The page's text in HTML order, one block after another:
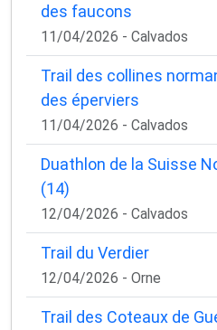
des faucons
11/04/2026 - Calvados
Trail des collines
des éperviers
11/04/2026 - Calvados
Duathlon de la Suisse
(14)
12/04/2026 - Calvados
Trail du Verdier
12/04/2026 - Orne
Trail des Coteaux de